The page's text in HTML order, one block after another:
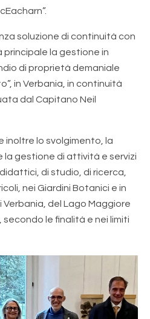
soluzione di continuità con
principale la gestione in
di proprietà demaniale
in Verbania, in continuità
dal Capitano Neil
inoltre lo svolgimento, la
la gestione di attività e servizi
di studio, di ricerca,
nei Giardini Botanici e in
del Lago Maggiore
le finalità e nei limiti